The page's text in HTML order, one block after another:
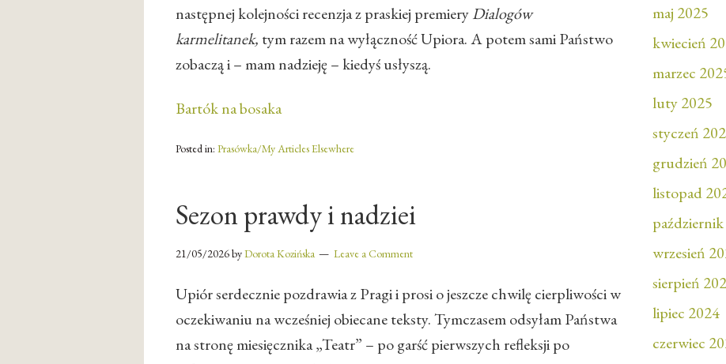
następnej kolejności recenzja z praskiej premieryDialogów
karmelitanek, tym razem na wyłączność Upiora. A potem sami Państwo
zobaczą i – mam nadzieję – kiedyś usłyszą.
Bartók na bosaka
Posted in: Prasówka/My Articles Elsewhere
Sezon prawdy i nadziei
21/05/2026byDorota Kozińska Leave a Comment
Upiór serdecznie pozdrawia z Pragi i prosi o jeszcze chwilę cierpliwości w
oczekiwaniu na wcześniej obiecane teksty. Tymczasem odsyłam Państwa
na stronę miesięcznika „Teatr” – po garść pierwszych refleksji po
maj 2025
kwiecień
marzec
luty 2025
styczeń
grudzień
listopad
wrzesień
sierpień
lipiec 2024
czerwiec